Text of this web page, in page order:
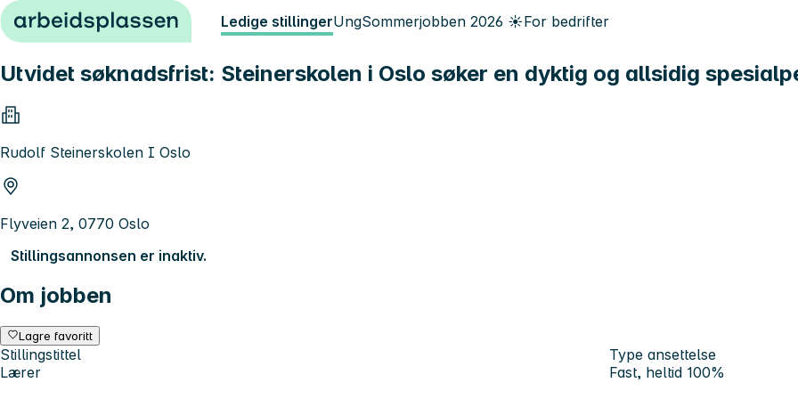
Hopp til innhold Ledige stillingerUngSommerjobben 2026 ☀️For bedrifter
Utvidet søknadsfrist: Steinerskolen i Oslo søker en dyktig og allsidig
Rudolf Steinerskolen I Oslo
Flyveien 2, 0770 Oslo
Stillingsannonsen er inaktiv.
Om jobben
Lagre favoritt
Stillingstittel
Lærer
Type ansettelse
Fast, heltid 100%